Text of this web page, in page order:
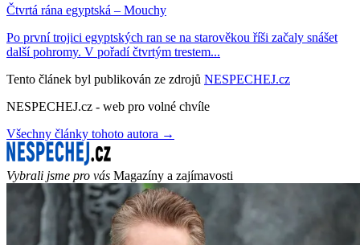
Čtvrtá rána egyptská – Mouchy
Po první trojici egyptských ran se na starověkou říši začaly snášet
další pohromy. V pořadí čtvrtým trestem...
Tento článek byl publikován ze zdrojů NESPECHEJ.cz
NESPECHEJ.cz - web pro volné chvíle
Všechny články tohoto autora →
Vybrali jsme pro vás Magazíny a zajímavosti